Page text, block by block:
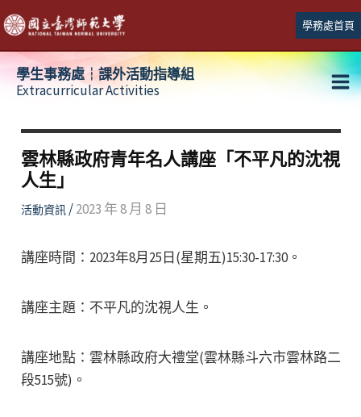
跳
至
主
學務處首頁
學生事務處┆課外活動指導組
Extracurricular Activities
雲林縣政府青年名人講座「不平凡的沈視
人生」
活動資訊/2023 年 8 月 8 日
講座時間：2023年8月25日(星期五)15:30-17:30。
講座主題：不平凡的沈視人生。
講座地點：雲林縣政府大禮堂(雲林縣斗六市雲林路二
段515號)。